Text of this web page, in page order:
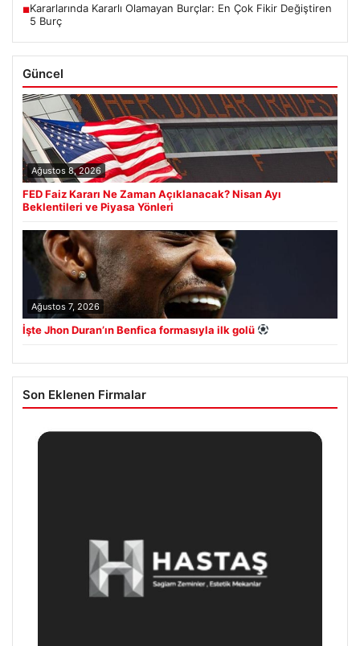
■Kararlarında Kararlı Olamayan Burçlar: En Çok Fikir Değiştiren
5 Burç
Güncel
Ağustos 8, 2026
FED Faiz Kararı Ne Zaman Açıklanacak? Nisan Ayı
Beklentileri ve Piyasa Yönleri
Ağustos 7, 2026
İşte Jhon Duran’ın Benfica formasıyla ilk golü
Son Eklenen Firmalar